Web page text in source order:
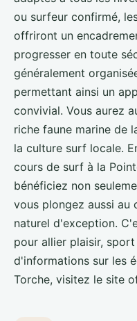
ou surfeur confirmé,
offriront un
progresser en toute
généralement
permettant ainsi un
convivial. Vous aurez
riche faune marine de
la culture surf locale.
cours de surf à la
bénéficiez non
vous plongez aussi
naturel d'exception.
pour allier plaisir,
d'informations sur les
Torche, visitez le site